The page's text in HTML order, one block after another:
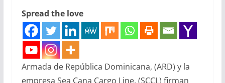
Spread the love
Armada de República Dominicana, (ARD) y la
empresa Sea Cana Cargo Line, (SCCL) firman